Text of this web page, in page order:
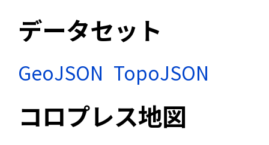
データセット
GeoJSON TopoJSON
コロプレス地図